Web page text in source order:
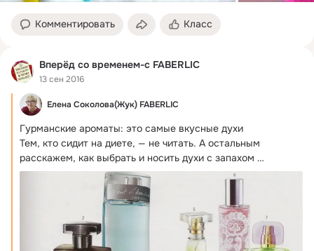
Комментировать Класс
Вперёд со временем-с FABERLIC
13 сен 2016
Елена Соколова(Жук) FABERLIC
Гурманские ароматы: это самые вкусные духи
Тем, кто сидит на диете, — не читать. А остальным
расскажем, как выбрать и носить духи с запахом
шоколада, карамели, выпечки, попкорна и сахарной ваты.